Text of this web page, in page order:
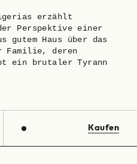
erzählt
Perspektive einer
gutem Haus über das
Familie, deren
ein brutaler Tyrann
Kaufen